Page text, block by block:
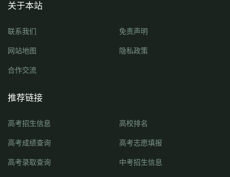
关于本站
联系我们 免责声明
网站地图 隐私政策
合作交流
推荐链接
高考招生信息 高校排名
高考成绩查询 高考志愿填报
高考录取查询 中考招生信息